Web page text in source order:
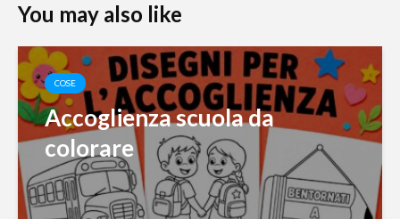
You may also like
COSE
Accoglienza scuola da
colorare